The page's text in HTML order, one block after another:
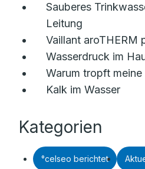
Sauberes
Leitung
Vaillant aroTHERM
Wasserdruck im
Warum tropft meine
Kalk im Wasser
Kategorien
°celseo berichtet